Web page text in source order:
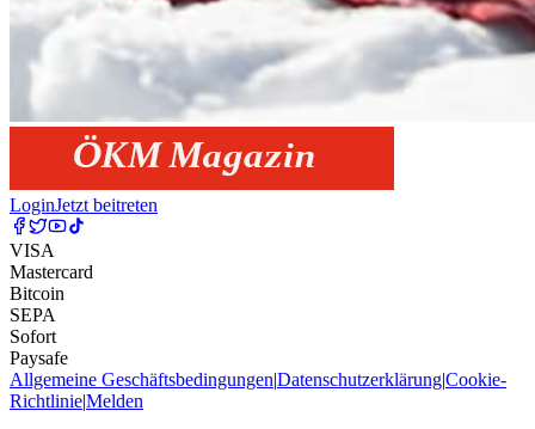
LoginJetzt beitreten
VISA
Mastercard
Bitcoin
SEPA
Sofort
Paysafe
Allgemeine Geschäftsbedingungen|Datenschutzerklärung|Cookie-
Richtlinie|Melden